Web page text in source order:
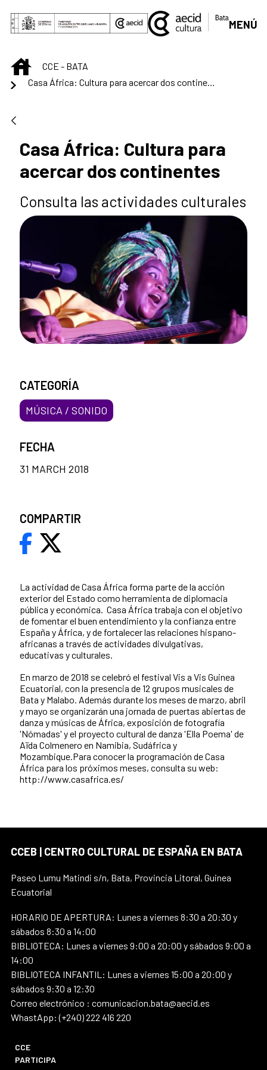
Skip to Main Content
MENÚ
INICIOCCE - BATA
Casa África: Cultura para acercar dos continentes
Casa África: Cultura para
acercar dos continentes
Consulta las actividades culturales
La actividad de Casa África forma parte de la acción
exterior del Estado como herramienta de diplomacia
pública y económica. Casa África trabaja con el objetivo
de fomentar el buen entendimiento y la confianza entre
España y África, y de fortalecer las relaciones hispano-
africanas a través de actividades divulgativas,
educativas y culturales.
En marzo de 2018 se celebró el festival Vis a Vis Guinea
Ecuatorial, con la presencia de 12 grupos musicales de
Bata y Malabo. Además durante los meses de marzo, abril
y mayo se organizarán una jornada de puertas abiertas de
danza y músicas de África, exposición de fotografía
'Nómadas' y el proyecto cultural de danza 'Ella Poema' de
Aïda Colmenero en Namibia, Sudáfrica y
Mozambique.Para conocer la programación de Casa
África para los próximos meses, consulta su web:
http://www.casafrica.es/
CATEGORÍA
MÚSICA / SONIDO
FECHA
31 MARCH 2018
COMPARTIR
CCEB | CENTRO CULTURAL DE ESPAÑA EN BATA
Paseo Lumu Matindi s/n, Bata, Provincia Litoral, Guinea
Ecuatorial
HORARIO DE APERTURA: Lunes a viernes 8:30 a 20:30 y
sábados 8:30 a 14:00
BIBLIOTECA: Lunes a viernes 9:00 a 20:00 y sábados 9:00 a
14:00
BIBLIOTECA INFANTIL: Lunes a viernes 15:00 a 20:00 y
sábados 9:30 a 12:30
Correo electrónico : comunicacion.bata@aecid.es
WhastApp: (+240) 222 416 220
CCE
PARTICIPA